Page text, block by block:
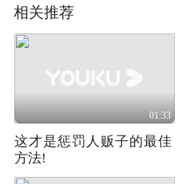
相关推荐
01:33
这才是惩罚人贩子的最佳
方法!